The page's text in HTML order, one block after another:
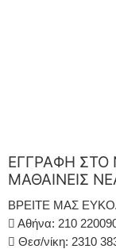
ΕΓΓΡΑΦΗ ΣΤΟ
ΜΑΘΑΙΝΕΙΣ
ΒΡΕΙΤΕ ΜΑΣ
Αθήνα: 210
Θεσ/νίκη: 2310